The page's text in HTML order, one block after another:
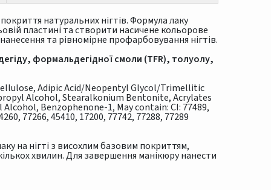
натуральних нігтів. Формула лаку
пластині та створити насичене кольорове
та рівномірне профарбовування нігтів.
формальдегідної смоли (TFR), толуолу,
Adipic Acid/Neopentyl Glycol/Trimellitic
Alcohol, Stearalkonium Bentonite, Acrylates
Benzophenone-1, May contain: CI: 77489,
77266, 45410, 17200, 77742, 77288, 77289
на нігті з висохлим базовим покриттям,
хвилин. Для завершення манікюру нанести